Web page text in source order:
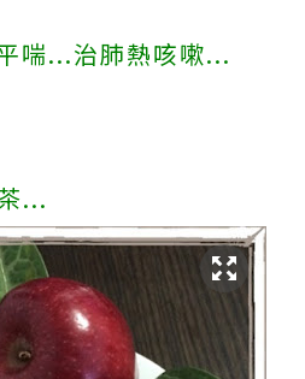
喘...治肺熱咳嗽...
...